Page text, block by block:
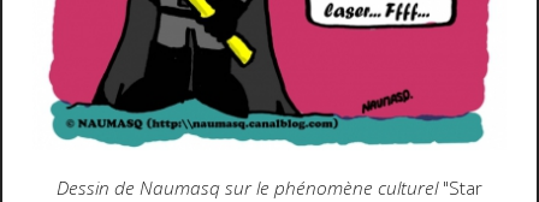
Dessin de Naumasq sur le phénomène culturel"Star